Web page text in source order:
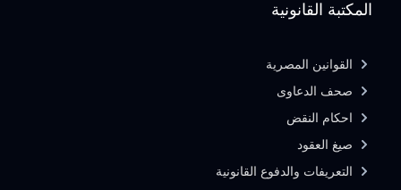
المكتبة القانونية
القوانين المصرية
صحف الدعاوى
احكام النقض
صيغ العقود
التعريفات والدفوع القانونية